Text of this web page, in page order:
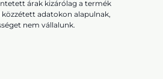
árak kizárólag a termék
adatokon alapulnak,
nem vállalunk.